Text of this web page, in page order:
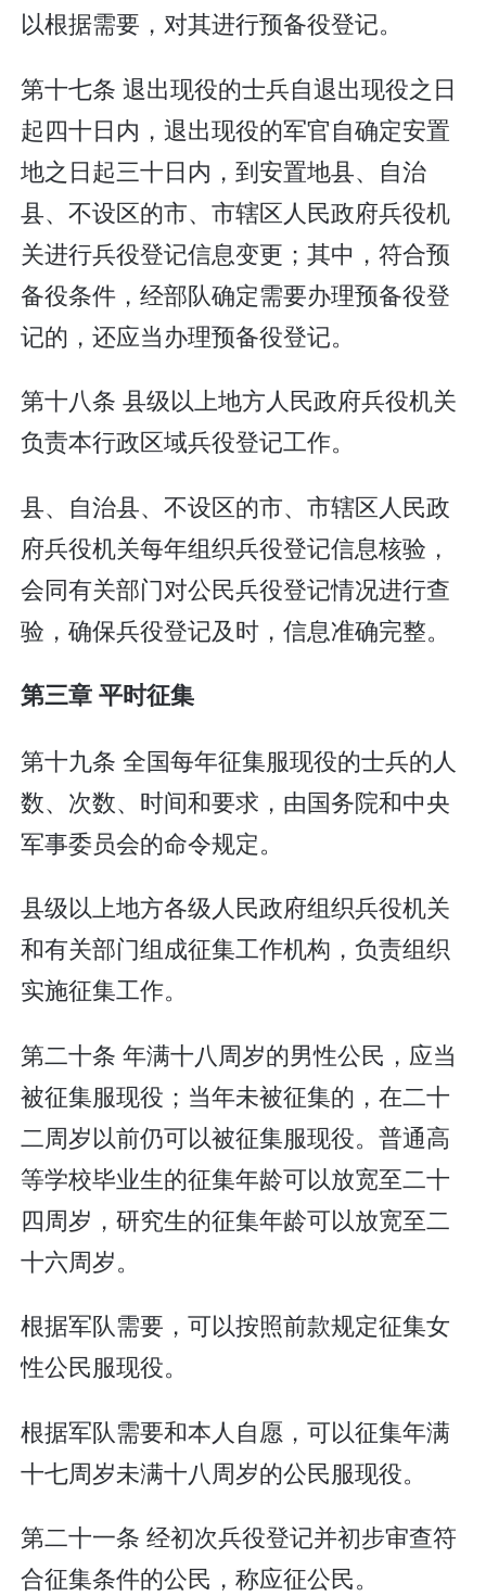
以根据需要，对其进行预备役登记。
第十七条 退出现役的士兵自退出现役之日
起四十日内，退出现役的军官自确定安置
地之日起三十日内，到安置地县、自治
县、不设区的市、市辖区人民政府兵役机
关进行兵役登记信息变更；其中，符合预
备役条件，经部队确定需要办理预备役登
记的，还应当办理预备役登记。
第十八条 县级以上地方人民政府兵役机关
负责本行政区域兵役登记工作。
县、自治县、不设区的市、市辖区人民政
府兵役机关每年组织兵役登记信息核验，
会同有关部门对公民兵役登记情况进行查
验，确保兵役登记及时，信息准确完整。
第三章 平时征集
第十九条 全国每年征集服现役的士兵的人
数、次数、时间和要求，由国务院和中央
军事委员会的命令规定。
县级以上地方各级人民政府组织兵役机关
和有关部门组成征集工作机构，负责组织
实施征集工作。
第二十条 年满十八周岁的男性公民，应当
被征集服现役；当年未被征集的，在二十
二周岁以前仍可以被征集服现役。普通高
等学校毕业生的征集年龄可以放宽至二十
四周岁，研究生的征集年龄可以放宽至二
十六周岁。
根据军队需要，可以按照前款规定征集女
性公民服现役。
根据军队需要和本人自愿，可以征集年满
十七周岁未满十八周岁的公民服现役。
第二十一条 经初次兵役登记并初步审查符
合征集条件的公民，称应征公民。